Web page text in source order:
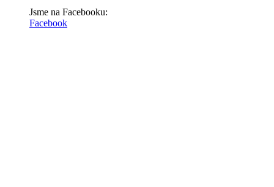
Jsme na Facebooku:
Facebook